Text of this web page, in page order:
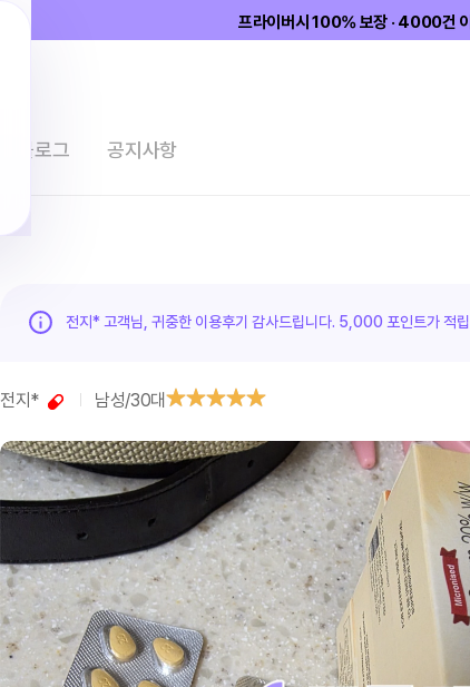
프라이버시 100% 보장 · 4000건
블로그 공지사항
전지* 고객님, 귀중한 이용후기 감사드립니다. 5,000 포인트가 적
전지* 남성/30대